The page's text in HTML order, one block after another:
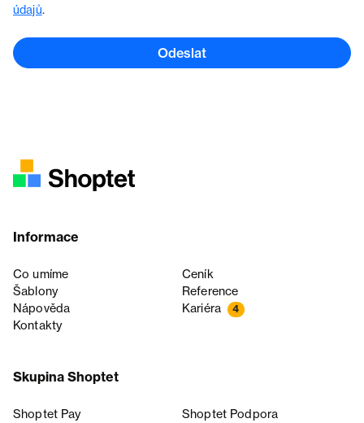
údajů.
Odeslat
Informace
Co umíme
Ceník
Šablony
Reference
Nápověda
Kariéra 4
Kontakty
Skupina Shoptet
Shoptet Pay
Shoptet Podpora